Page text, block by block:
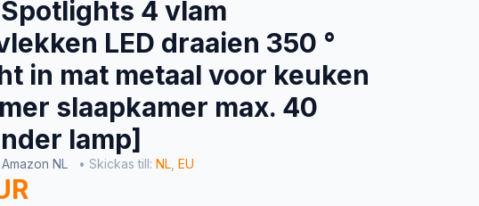
4 vlam
LED draaien 350 °
in mat metaal voor keuken
slaapkamer max. 40
lamp]
NL • Skickas till: NL EU